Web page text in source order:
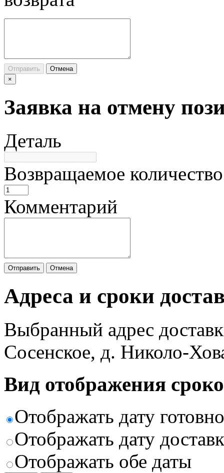
Отправить
Отмена
×
Заявка на отмену
Деталь
Возвращаемое количество
Комментарий
Отправить Отмена
Адреса и сроки
Выбранный адрес
Сосенское, д. Николо-
Вид отображения
Отображать дату
Отображать дату
Отображать обе даты